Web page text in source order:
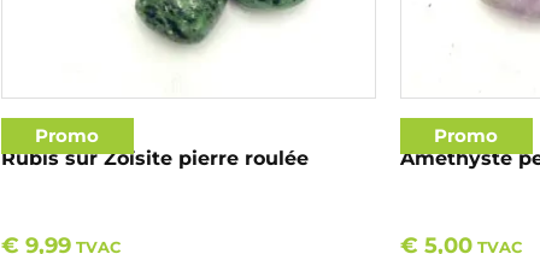
Promo
Rubis sur Zoïsite pierre roulée
€ 9,99TVAC
Promo
Améthyste
€ 5,00TVAC